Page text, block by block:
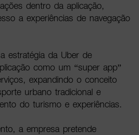
dentro da aplicação,
a experiências de navegação
estratégia da Uber de
como um “super app”
expandindo o conceito
urbano tradicional e
do turismo e experiências.
a empresa pretende